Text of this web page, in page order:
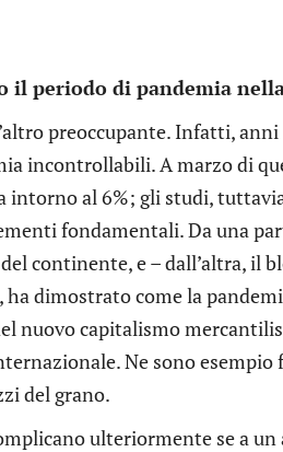
il periodo di pandemia
preoccupante. Infatti,
incontrollabili. A marzo di
intorno al 6%; gli studi,
fondamentali. Da una
continente, e – dall’altra, il
dimostrato come la
nuovo capitalismo
Ne sono
del grano.
ulteriormente se a